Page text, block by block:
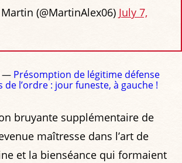
(@MartinAlex06) July 7,
— Présomption de légitime défense
de l’ordre : jour funeste, à gauche !
bruyante supplémentaire de
maîtresse dans l’art de
et la bienséance qui formaient